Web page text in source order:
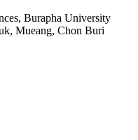
Burapha University
Mueang, Chon Buri